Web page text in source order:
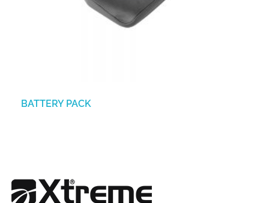
BATTERY PACK